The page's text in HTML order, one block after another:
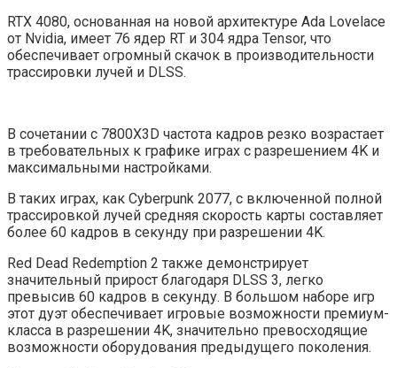
RTX 4080, основанная на новой архитектуре Ada Lovelace
от Nvidia, имеет 76 ядер RT и 304 ядра Tensor, что
обеспечивает огромный скачок в производительности
трассировки лучей и DLSS.
В сочетании с 7800X3D частота кадров резко возрастает
в требовательных к графике играх с разрешением 4K и
максимальными настройками.
В таких играх, как Cyberpunk 2077, с включенной полной
трассировкой лучей средняя скорость карты составляет
более 60 кадров в секунду при разрешении 4K.
Red Dead Redemption 2 также демонстрирует
значительный прирост благодаря DLSS 3, легко
превысив 60 кадров в секунду. В большом наборе игр
этот дуэт обеспечивает игровые возможности премиум-
класса в разрешении 4K, значительно превосходящие
возможности оборудования предыдущего поколения.